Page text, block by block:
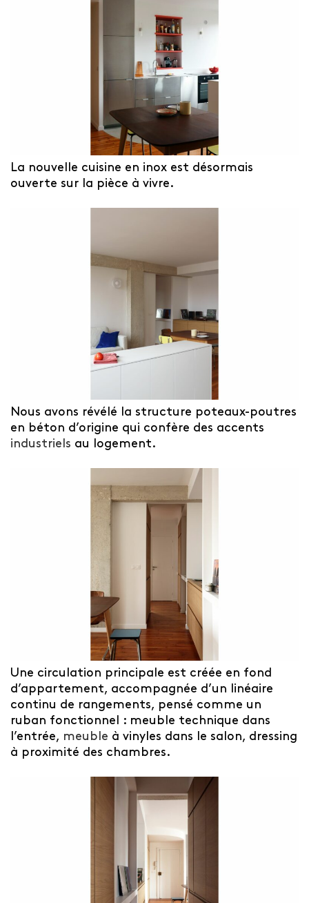
La nouvelle cuisine en inox est désormais
ouverte sur la pièce à vivre.
Nous avons révélé la structure poteaux-poutres
en béton d’origine qui confère des accents
industriels au logement.
Une circulation principale est créée en fond
d’appartement, accompagnée d’un linéaire
continu de rangements, pensé comme un
ruban fonctionnel : meuble technique dans
l’entrée, meuble à vinyles dans le salon, dressing
à proximité des chambres.